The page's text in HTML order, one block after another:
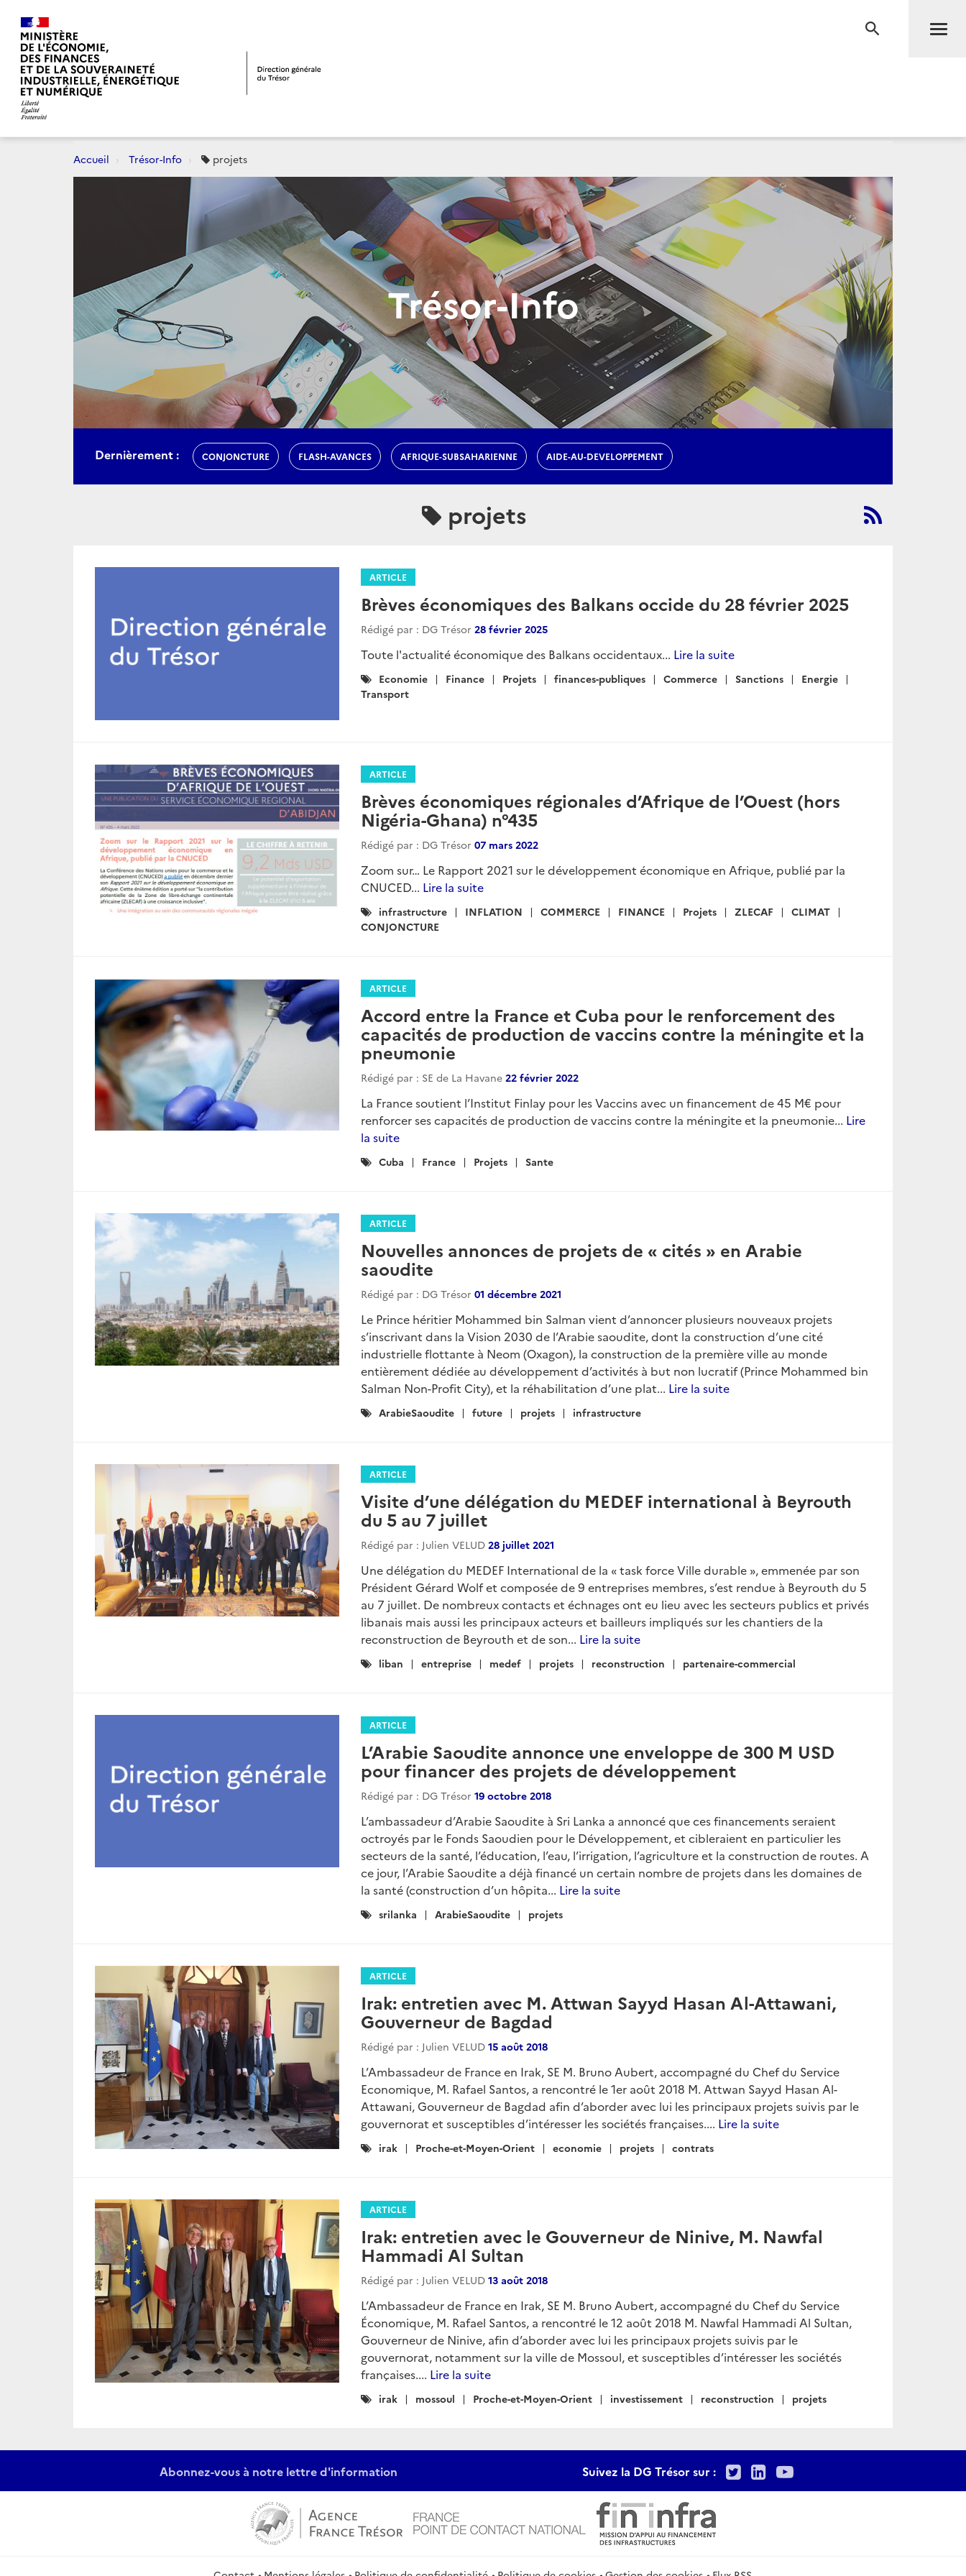
RECHERCHE
Accueil Trésor-Info projets
Trésor-Info
Dernièrement : CONJONCTURE FLASH-AVANCES AFRIQUE-SUBSAHARIENNE AIDE-AU-DEVELOPPEMENT
projets
ARTICLE
Brèves économiques des Balkans occide du 28 février 2025
Rédigé par : DG Trésor 28 février 2025
Toute l'actualité économique des Balkans occidentaux... Lire la suite
Catégories
:
Economie Finance Projets finances-publiques Commerce Sanctions
Energie
Transport
ARTICLE
Brèves économiques régionales d’Afrique de l’Ouest (hors
Nigéria-Ghana) n°435
Rédigé par : DG Trésor 07 mars 2022
Zoom sur… Le Rapport 2021 sur le développement économique en Afrique, publié par la
CNUCED... Lire la suite
Catégories
:
infrastructure INFLATION COMMERCE FINANCE Projets ZLECAF
CLIMAT
CONJONCTURE
ARTICLE
Accord entre la France et Cuba pour le renforcement des
capacités de production de vaccins contre la méningite et la
pneumonie
Rédigé par : SE de La Havane 22 février 2022
La France soutient l’Institut Finlay pour les Vaccins avec un financement de 45 M€ pour
renforcer ses capacités de production de vaccins contre la méningite et la pneumonie... Lire
la suite
Catégories
Cuba France Projets Sante
ARTICLE
Nouvelles annonces de projets de « cités » en Arabie
saoudite
Rédigé par : DG Trésor 01 décembre 2021
Le Prince héritier Mohammed bin Salman vient d’annoncer plusieurs nouveaux projets
s’inscrivant dans la Vision 2030 de l’Arabie saoudite, dont la construction d’une cité
industrielle flottante à Neom (Oxagon), la construction de la première ville au monde
entièrement dédiée au développement d’activités à but non lucratif (Prince Mohammed bin
Salman Non-Profit City), et la réhabilitation d’une plat... Lire la suite
Catégories
ArabieSaoudite future projets infrastructure
ARTICLE
Visite d’une délégation du MEDEF international à Beyrouth
du 5 au 7 juillet
Rédigé par : Julien VELUD 28 juillet 2021
Une délégation du MEDEF International de la « task force Ville durable », emmenée par son
Président Gérard Wolf et composée de 9 entreprises membres, s’est rendue à Beyrouth du 5
au 7 juillet. De nombreux contacts et échnages ont eu lieu avec les secteurs publics et privés
libanais mais aussi les principaux acteurs et bailleurs impliqués sur les chantiers de la
reconstruction de Beyrouth et de son... Lire la suite
Catégories
liban entreprise medef projets reconstruction partenaire-commercial
ARTICLE
L’Arabie Saoudite annonce une enveloppe de 300 M USD
pour financer des projets de développement
Rédigé par : DG Trésor 19 octobre 2018
L’ambassadeur d’Arabie Saoudite à Sri Lanka a annoncé que ces financements seraient
octroyés par le Fonds Saoudien pour le Développement, et cibleraient en particulier les
secteurs de la santé, l’éducation, l’eau, l’irrigation, l’agriculture et la construction de routes. A
ce jour, l’Arabie Saoudite a déjà financé un certain nombre de projets dans les domaines de
la santé (construction d’un hôpita... Lire la suite
Catégories
srilanka ArabieSaoudite projets
ARTICLE
Irak: entretien avec M. Attwan Sayyd Hasan Al-Attawani,
Gouverneur de Bagdad
Rédigé par : Julien VELUD 15 août 2018
L’Ambassadeur de France en Irak, SE M. Bruno Aubert, accompagné du Chef du Service
Economique, M. Rafael Santos, a rencontré le 1er août 2018 M. Attwan Sayyd Hasan Al-
Attawani, Gouverneur de Bagdad afin d’aborder avec lui les principaux projets suivis par le
gouvernorat et susceptibles d’intéresser les sociétés françaises.... Lire la suite
Catégories
irak Proche-et-Moyen-Orient economie projets contrats
ARTICLE
Irak: entretien avec le Gouverneur de Ninive, M. Nawfal
Hammadi Al Sultan
Rédigé par : Julien VELUD 13 août 2018
L’Ambassadeur de France en Irak, SE M. Bruno Aubert, accompagné du Chef du Service
Économique, M. Rafael Santos, a rencontré le 12 août 2018 M. Nawfal Hammadi Al Sultan,
Gouverneur de Ninive, afin d’aborder avec lui les principaux projets suivis par le
gouvernorat, notamment sur la ville de Mossoul, et susceptibles d’intéresser les sociétés
françaises.... Lire la suite
Catégories
irak mossoul Proche-et-Moyen-Orient investissement reconstruction projets
Abonnez-vous à notre lettre d'information Suivez la DG Trésor sur : TwitterLinkedIn
Youtube